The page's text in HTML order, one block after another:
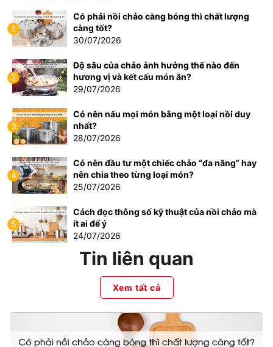
1
Có phải nồi chảo càng bóng thì chất lượng
càng tốt?
30/07/2026
2
Độ sâu của chảo ảnh hưởng thế nào đến
hương vị và kết cấu món ăn?
29/07/2026
3
Có nên nấu mọi món bằng một loại nồi duy
nhất?
28/07/2026
4
Có nên đầu tư một chiếc chảo “đa năng” hay
nên chia theo từng loại món?
25/07/2026
5
Cách đọc thông số kỹ thuật của nồi chảo mà
ít ai để ý
24/07/2026
Tin liên quan
Xem tất cả